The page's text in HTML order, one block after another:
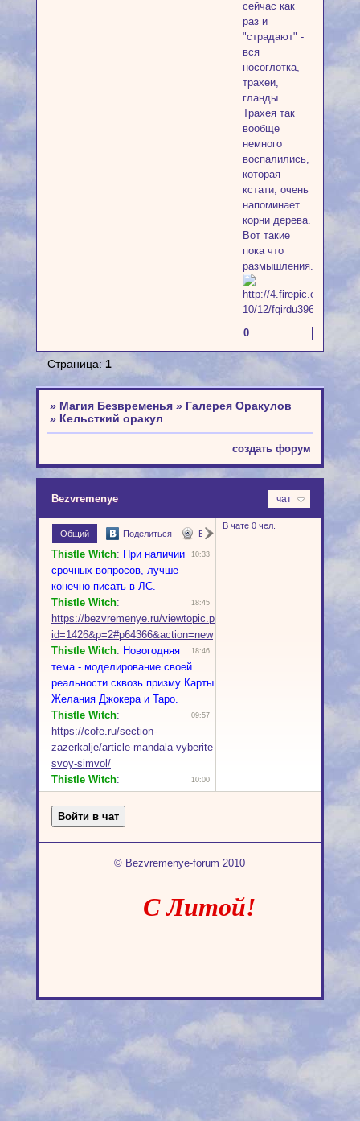
сейчас как
раз и
"страдают" -
вся
носоглотка,
трахеи,
гланды.
Трахея так
вообще
немного
воспалились,
которая
кстати, очень
напоминает
корни дерева.
Вот такие
пока что
размышления.
0
Страница: 1
» Магия Безвременья » Галерея Оракулов
» Кельсткий оракул
создать форум
© Bezvremenye-forum 2010
С Литой!